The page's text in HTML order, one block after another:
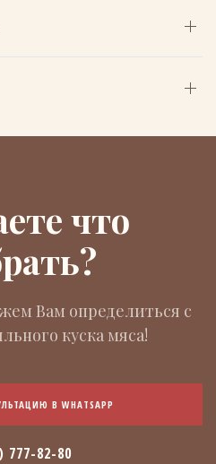
что
Вам определиться с
куска мяса!
В WHATSAPP
777-82-80